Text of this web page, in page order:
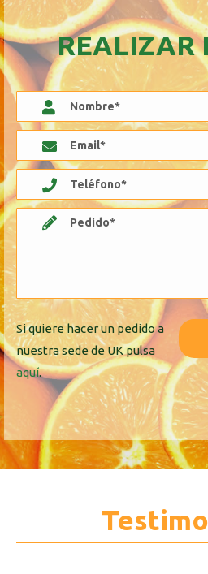
REALIZAR
Si quiere hacer un pedido a
nuestra sede de UK pulsa
aquí.